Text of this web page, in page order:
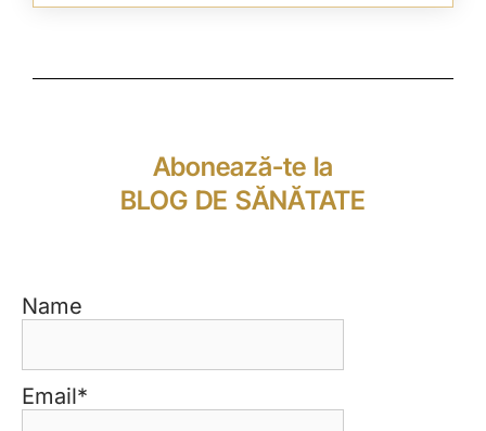
Abonează-te la
BLOG DE SĂNĂTATE
Name
Email*